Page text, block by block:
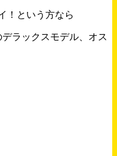
！という方なら
ラックスモデル、オス